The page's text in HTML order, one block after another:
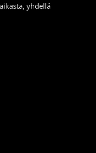
yhdellä